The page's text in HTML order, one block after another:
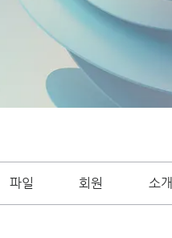
파일 회원 소개